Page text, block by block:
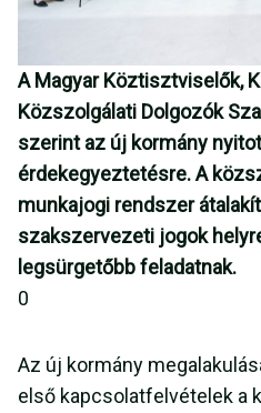
A Magyar Köztisztviselők,
Közszolgálati Dolgozók
szerint az új kormány
érdekegyeztetésre. A
munkajogi rendszer
szakszervezeti jogok
legsürgetőbb feladatnak.
0
Az új kormány
első kapcsolatfelvételek a